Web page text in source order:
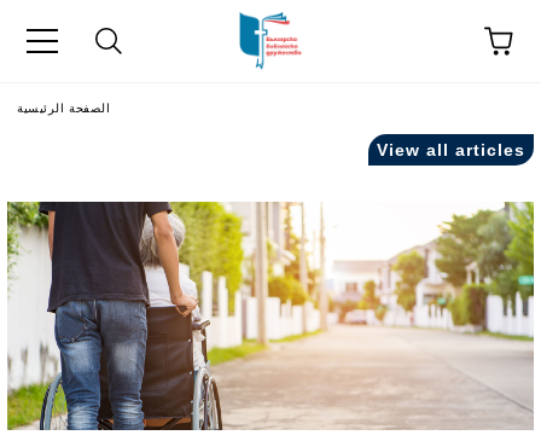
اللغة
الصفحة الرئيسية
View all articles